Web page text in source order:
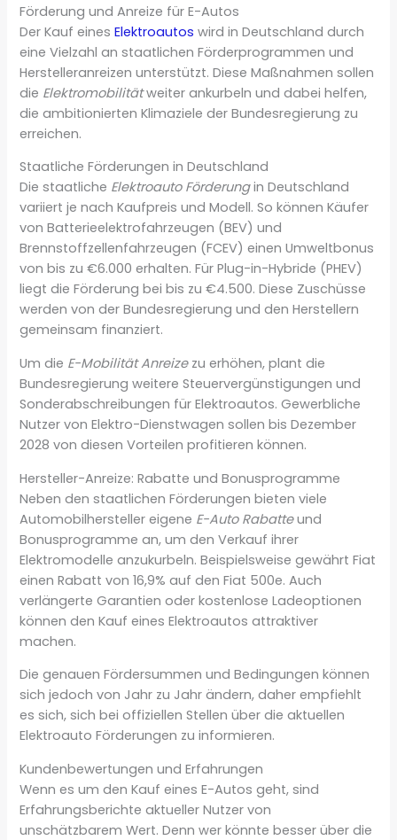
Förderung und Anreize für E-Autos
Der Kauf einesElektroautos wird in Deutschland durch
eine Vielzahl an staatlichen Förderprogrammen und
Herstelleranreizen unterstützt. Diese Maßnahmen sollen
die Elektromobilitätweiter ankurbeln und dabei helfen,
die ambitionierten Klimaziele der Bundesregierung zu
erreichen.
Staatliche Förderungen in Deutschland
Die staatliche Elektroauto Förderungin Deutschland
variiert je nach Kaufpreis und Modell. So können Käufer
von Batterieelektrofahrzeugen (BEV) und
Brennstoffzellenfahrzeugen (FCEV) einen Umweltbonus
von bis zu €6.000 erhalten. Für Plug-in-Hybride (PHEV)
liegt die Förderung bei bis zu €4.500. Diese Zuschüsse
werden von der Bundesregierung und den Herstellern
gemeinsam finanziert.
Um die E-Mobilität Anreizezu erhöhen, plant die
Bundesregierung weitere Steuervergünstigungen und
Sonderabschreibungen für Elektroautos. Gewerbliche
Nutzer von Elektro-Dienstwagen sollen bis Dezember
2028 von diesen Vorteilen profitieren können.
Hersteller-Anreize: Rabatte und Bonusprogramme
Neben den staatlichen Förderungen bieten viele
Automobilhersteller eigene E-Auto Rabatteund
Bonusprogramme an, um den Verkauf ihrer
Elektromodelle anzukurbeln. Beispielsweise gewährt Fiat
einen Rabatt von 16,9% auf den Fiat 500e. Auch
verlängerte Garantien oder kostenlose Ladeoptionen
können den Kauf eines Elektroautos attraktiver
machen.
Die genauen Fördersummen und Bedingungen können
sich jedoch von Jahr zu Jahr ändern, daher empfiehlt
es sich, sich bei offiziellen Stellen über die aktuellen
Elektroauto Förderungen zu informieren.
Kundenbewertungen und Erfahrungen
Wenn es um den Kauf eines E-Autos geht, sind
Erfahrungsberichte aktueller Nutzer von
unschätzbarem Wert. Denn wer könnte besser über die